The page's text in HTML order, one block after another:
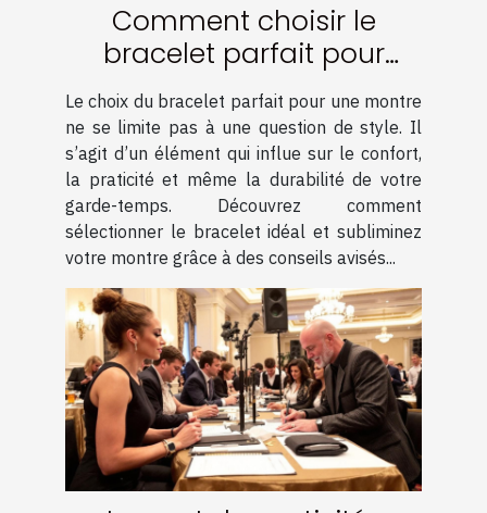
Comment choisir le
bracelet parfait pour
votre montre ?
Le choix du bracelet parfait pour une montre
ne se limite pas à une question de style. Il
s’agit d’un élément qui influe sur le confort,
la praticité et même la durabilité de votre
garde-temps. Découvrez comment
sélectionner le bracelet idéal et subliminez
votre montre grâce à des conseils avisés...